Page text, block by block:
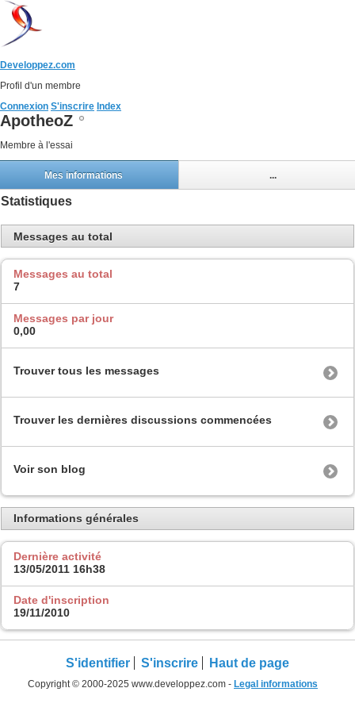
Developpez.com
Profil d'un membre
Connexion S'inscrire Index
ApotheoZ
Membre à l'essai
Mes informations ...
Statistiques
Messages au total
Messages au total
7
Messages par jour
0,00
Trouver tous les messages
Trouver les dernières discussions commencées
Voir son blog
Informations générales
Dernière activité
13/05/2011 16h38
Date d'inscription
19/11/2010
S'identifier S'inscrire Haut de page
Copyright © 2000-2025 www.developpez.com - Legal informations